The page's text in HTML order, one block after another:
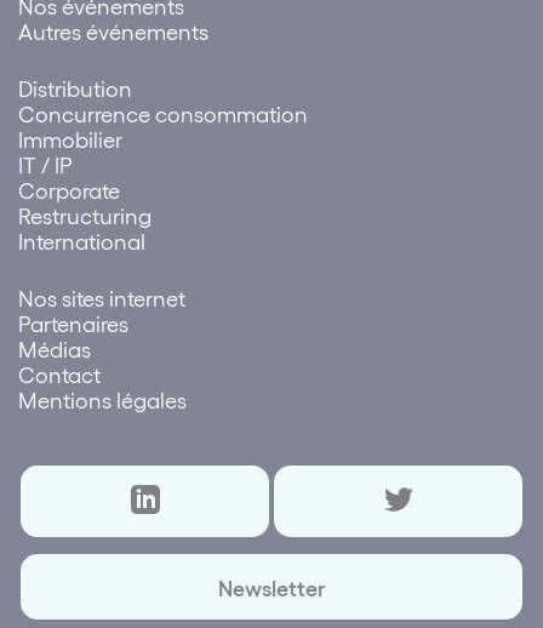
Autres événements
Distribution
Concurrence consommation
Immobilier
IT / IP
Corporate
Restructuring
International
Nos sites internet
Partenaires
Médias
Contact
Mentions légales
Newsletter